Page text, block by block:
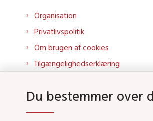
Organisation
Privatlivspolitik
Om brugen af cookies
Tilgængelighedserklæring
Kontakt os
Whistleblowerordning
Du bestemmer over